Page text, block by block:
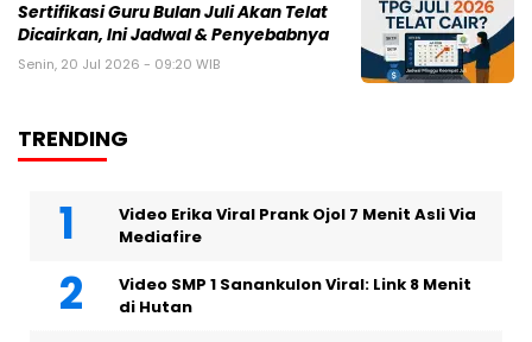
Sertifikasi Guru Bulan Juli Akan Telat
Dicairkan, Ini Jadwal & Penyebabnya
Senin, 20 Jul 2026 - 09:20 WIB
TRENDING
Video Erika Viral Prank Ojol 7 Menit Asli Via
Mediafire
Video SMP 1 Sanankulon Viral: Link 8 Menit
di Hutan